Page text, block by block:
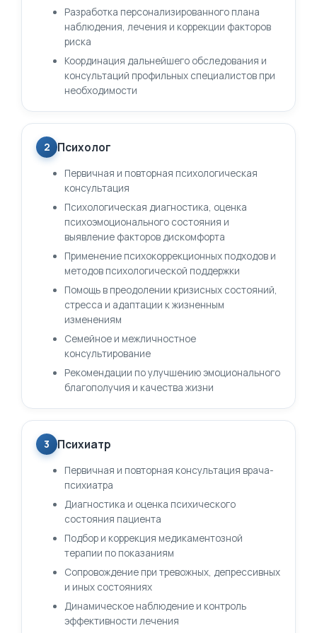
Разработка персонализированного плана
наблюдения, лечения и коррекции факторов
риска
Координация дальнейшего обследования и
консультаций профильных специалистов при
необходимости
2 Психолог
Первичная и повторная психологическая
консультация
Психологическая диагностика, оценка
психоэмоционального состояния и
выявление факторов дискомфорта
Применение психокоррекционных подходов и
методов психологической поддержки
Помощь в преодолении кризисных состояний,
стресса и адаптации к жизненным
изменениям
Семейное и межличностное
консультирование
Рекомендации по улучшению эмоционального
благополучия и качества жизни
3 Психиатр
Первичная и повторная консультация врача-
психиатра
Диагностика и оценка психического
состояния пациента
Подбор и коррекция медикаментозной
терапии по показаниям
Сопровождение при тревожных, депрессивных
и иных состояниях
Динамическое наблюдение и контроль
эффективности лечения